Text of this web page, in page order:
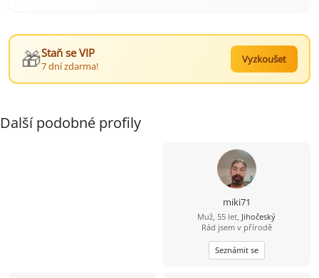
🎁Staň se VIP
7 dní zdarma!
Vyzkoušet
Další podobné profily
miki71
Muž, 55 let, Jihočeský
Rád jsem v přírodě
Seznámit se